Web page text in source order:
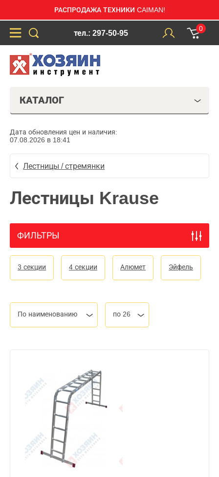
РАСПРОДАЖА ТЕХНИКИ CAIMAN!
тел.: 297-50-95
0
КАТАЛОГ
Дата обновления цен и наличия:
07.08.2026 в 18:41
Лестницы / стремянки
Лестницы Krause
ФИЛЬТРЫ
3 секции 4 секции Алюмет Эйфель
По наименованию по 26